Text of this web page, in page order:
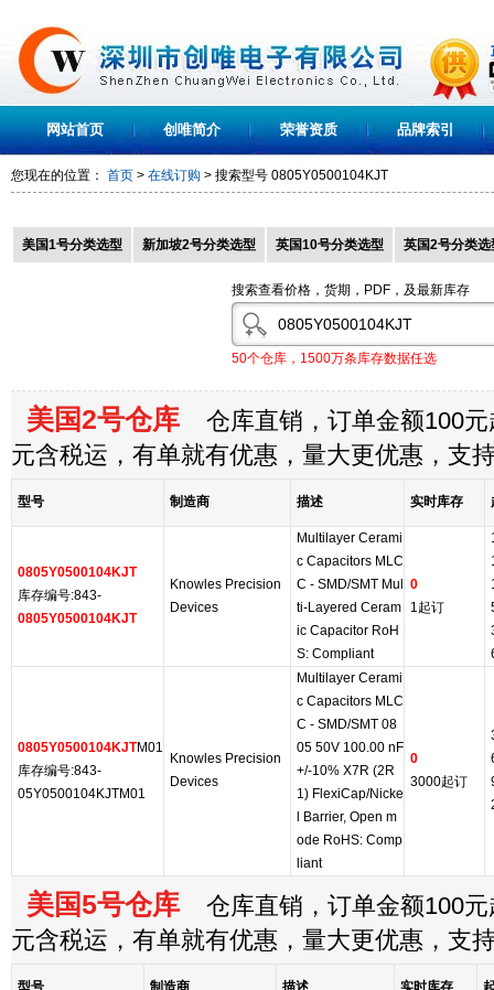
网站首页 创唯简介 荣誉资质 品牌索引
您现在的位置： 首页 > 在线订购 > 搜索型号 0805Y0500104KJT
美国1号分类选型 新加坡2号分类选型 英国10号分类选型 英国2号分类选
搜索查看价格，货期，PDF，及最新库存
50个仓库，1500万条库存数据任选
美国2号仓库 仓库直销，订单金额100元
元含税运，有单就有优惠，量大更优惠，支
型号 制造商 描述 实时库存
0805Y0500104KJT
库存编号:843-
0805Y0500104KJT
Knowles Precision
Devices
Multilayer Cerami
c Capacitors MLC
C - SMD/SMT Mul
ti-Layered Ceram
ic Capacitor RoH
S: Compliant
0
1起订
0805Y0500104KJTM01
库存编号:843-
05Y0500104KJTM01
Knowles Precision
Devices
Multilayer Cerami
c Capacitors MLC
C - SMD/SMT 08
05 50V 100.00 nF
+/-10% X7R (2R
1) FlexiCap/Nicke
l Barrier, Open m
ode RoHS: Comp
liant
0
3000起订
美国5号仓库 仓库直销，订单金额100元
元含税运，有单就有优惠，量大更优惠，支
型号 制造商 描述 实时库存